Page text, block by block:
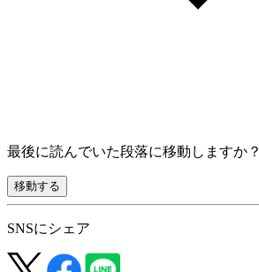
最後に読んでいた段落に移動しますか？
移動する
SNSにシェア